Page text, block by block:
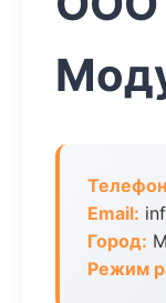
Email:
Город:
Режим